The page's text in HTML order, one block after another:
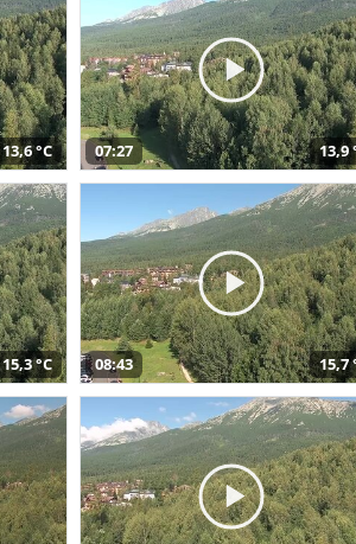
13,6 °C 07:27 13,9
15,3 °C 08:43 15,7